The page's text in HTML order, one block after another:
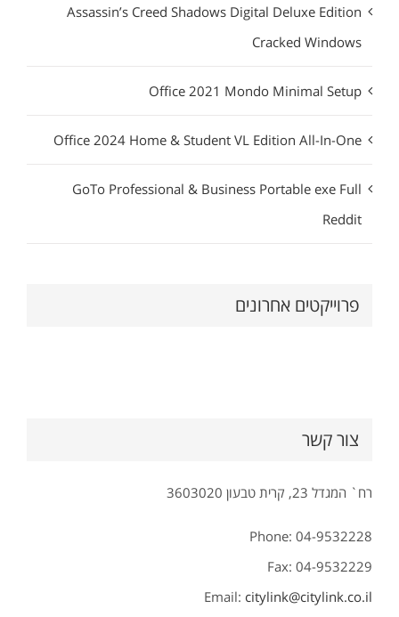
Assassin’s Creed Shadows Digital Deluxe Edition
Cracked Windows
Office 2021 Mondo Minimal Setup
Office 2024 Home & Student VL Edition All-In-One
GoTo Professional & Business Portable exe Full
Reddit
פרוייקטים אחרונים
צור קשר
רח` המגדל 23, קרית טבעון 3603020
Phone: 04-9532228
Fax: 04-9532229
Email: citylink@citylink.co.il